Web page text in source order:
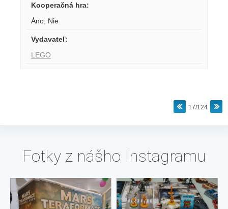
Kooperačná hra:
Áno Nie
Vydavateľ:
LEGO
17/124
Fotky z nášho Instagramu